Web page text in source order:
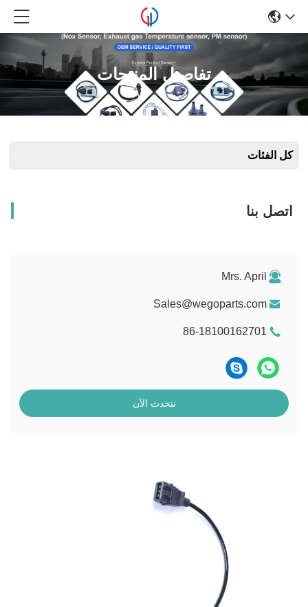
تفاصيل المنتجات
كل الفئات
اتصل بنا
Mrs. April
Sales@wegoparts.com
86-18100162701
نتحدث الآن